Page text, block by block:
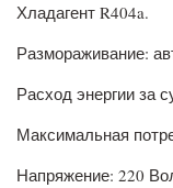
Хладагент R404a.
Размораживание:
Расход энергии за
Максимальная
Напряжение: 220